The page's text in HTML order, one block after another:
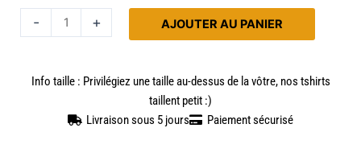
- + AJOUTER AU PANIER
Info taille : Privilégiez une taille au-dessus de la vôtre, nos tshirts
taillent petit :)
Livraison sous 5 jours
Paiement sécurisé